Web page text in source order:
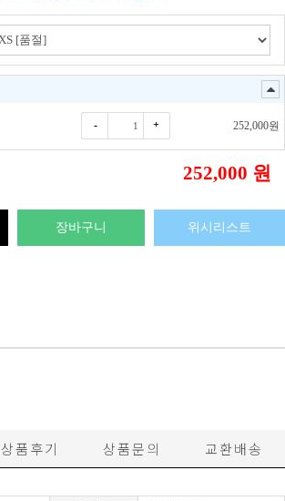
- + 252,000원
252,000 원
장바구니 위시리스트
상품후기 상품문의 교환배송